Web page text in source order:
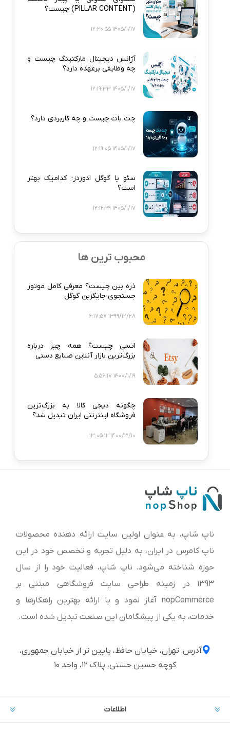
(PILLAR CONTENT) چیست؟
1405/1/17 12:20:55
آژانس دیجیتال مارکتینگ چیست و
چه وظایفی برعهده دارد؟
1405/1/17 12:19:33
چت بات چیست و چه کاربردی دارد؟
1405/1/17 12:19:05
سئو یا گوگل ادوردز؛ کدامیک بهتر
است؟
1405/1/17 12:12:29
محبوب ترین ها
ذره‌ بین چیست؟ معرفی کامل موتور
جستجوی جایگزین گوگل
1399/12/28 6:17:57
اتسی چیست؟ همه‌ چیز درباره
بزرگ‌ترین بازار آنلاین صنایع دستی
1400/1/19 5:56:17
چگونه دیجی‌ کالا به بزرگ‌ترین
فروشگاه اینترنتی ایران تبدیل شد؟
1400/3/10 13:05:12
ناپ شاپ، به عنوان اولین سایت ارائه‌ دهنده محصولات
ناپ کامرس در ایران، به دلیل تجربه و تخصص خود در این
حوزه شناخته می‌شود. ناپ شاپ، فعالیت خود را از سال
1393 در زمینه طراحی سایت فروشگاهی مبتنی بر
nopCommerce آغاز نمود و با ارائه بهترین راهکارها و
خدمات، به یکی از پیشگامان این صنعت تبدیل شده است.
آدرس: تهران، خیابان حافظ، پایین تر از خیابان جمهوری،
کوچه حسین حسنی، پلاک ۱۲، واحد ۱۰
اطلاعات